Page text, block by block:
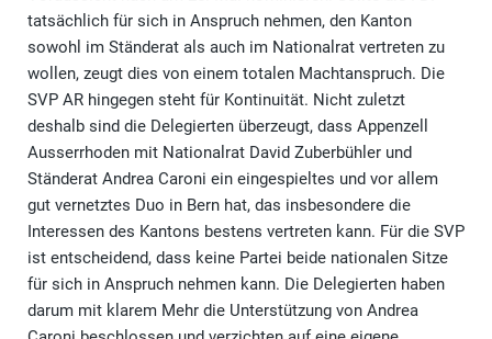
tatsächlich für sich in Anspruch nehmen, den Kanton
sowohl im Ständerat als auch im Nationalrat vertreten zu
wollen, zeugt dies von einem totalen Machtanspruch. Die
SVP AR hingegen steht für Kontinuität. Nicht zuletzt
deshalb sind die Delegierten überzeugt, dass Appenzell
Ausserrhoden mit Nationalrat David Zuberbühler und
Ständerat Andrea Caroni ein eingespieltes und vor allem
gut vernetztes Duo in Bern hat, das insbesondere die
Interessen des Kantons bestens vertreten kann. Für die SVP
ist entscheidend, dass keine Partei beide nationalen Sitze
für sich in Anspruch nehmen kann. Die Delegierten haben
darum mit klarem Mehr die Unterstützung von Andrea